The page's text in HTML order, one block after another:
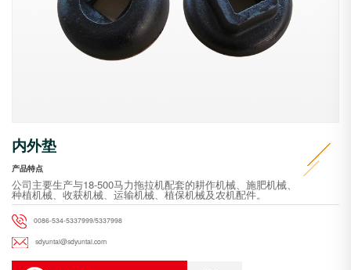
内外垫
产品特点
公司主要生产与18-500马力拖拉机配套的耕作机械、施肥机械、
种植机械、收获机械、运输机械、植保机械及农机配件。
0086-534-5337999/5337998
sdyuntai@sdyuntai.com